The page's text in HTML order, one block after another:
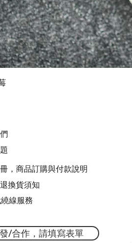
，商品訂購與付款說明
換貨須知
線服務
/合作，請填寫表單